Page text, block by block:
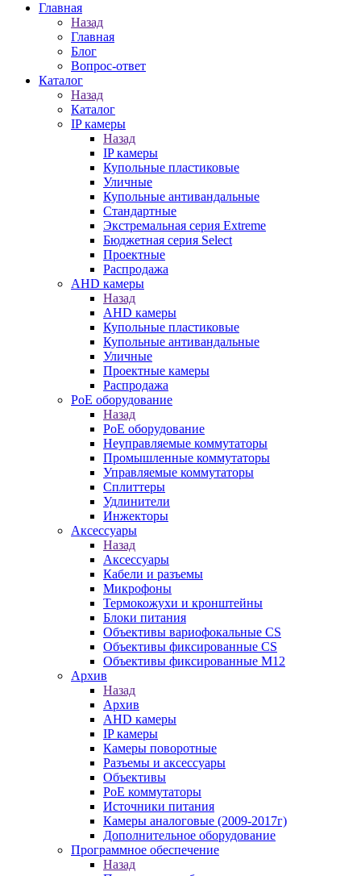
Главная
Назад
Главная
Блог
Вопрос-ответ
Каталог
Назад
Каталог
IP камеры
Назад
IP камеры
Купольные пластиковые
Уличные
Купольные антивандальные
Стандартные
Экстремальная серия Extreme
Бюджетная серия Select
Проектные
Распродажа
AHD камеры
Назад
AHD камеры
Купольные пластиковые
Купольные антивандальные
Уличные
Проектные камеры
Распродажа
PoE оборудование
Назад
PoE оборудование
Неуправляемые коммутаторы
Промышленные коммутаторы
Управляемые коммутаторы
Сплиттеры
Удлинители
Инжекторы
Аксессуары
Назад
Аксессуары
Кабели и разъемы
Микрофоны
Термокожухи и кронштейны
Блоки питания
Объективы вариофокальные CS
Объективы фиксированные CS
Объективы фиксированные М12
Архив
Назад
Архив
AHD камеры
IP камеры
Камеры поворотные
Разъемы и аксессуары
Объективы
PoE коммутаторы
Источники питания
Камеры аналоговые (2009-2017г)
Дополнительное оборудование
Программное обеспечение
Назад